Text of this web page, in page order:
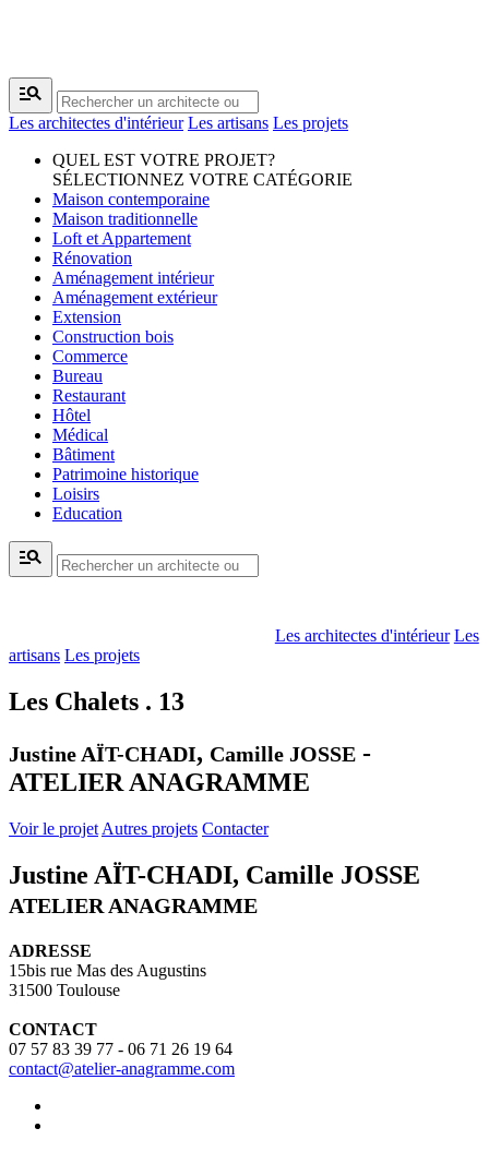
manage_search
Les architectes d'intérieur Les artisans Les projets
QUEL EST VOTRE PROJET?
SÉLECTIONNEZ VOTRE CATÉGORIE
Maison contemporaine
Maison traditionnelle
Loft et Appartement
Rénovation
Aménagement intérieur
Aménagement extérieur
Extension
Construction bois
Commerce
Bureau
Restaurant
Hôtel
Médical
Bâtiment
Patrimoine historique
Loisirs
Education
manage_search
Les architectes d'intérieur Les
artisans Les projets
Les Chalets . 13
Justine AÏT-CHADI, Camille JOSSE -
ATELIER ANAGRAMME
Voir le projet Autres projets Contacter
Justine AÏT-CHADI, Camille JOSSE
ATELIER ANAGRAMME
ADRESSE
15bis rue Mas des Augustins
31500 Toulouse
CONTACT
07 57 83 39 77 - 06 71 26 19 64
contact@atelier-anagramme.com